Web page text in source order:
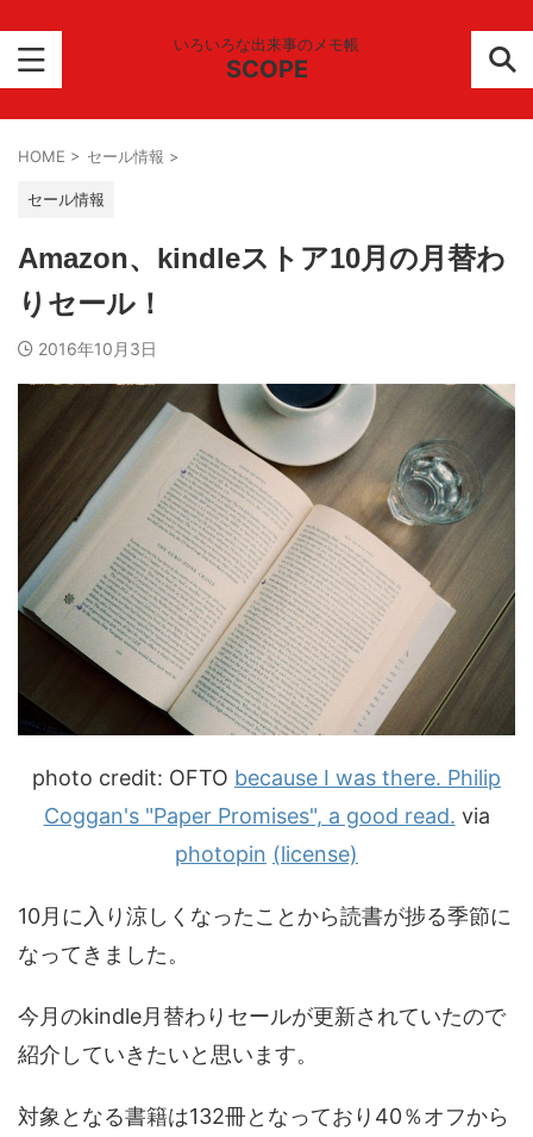
いろいろな出来事のメモ帳
SCOPE
HOME > セール情報 >
セール情報
Amazon、kindleストア10月の月替わ
りセール！
2016年10月3日
photo credit: OFTO because I was there. Philip
Coggan's "Paper Promises", a good read. via
photopin (license)
10月に入り涼しくなったことから読書が捗る季節に
なってきました。
今月のkindle月替わりセールが更新されていたので
紹介していきたいと思います。
対象となる書籍は132冊となっており40％オフから